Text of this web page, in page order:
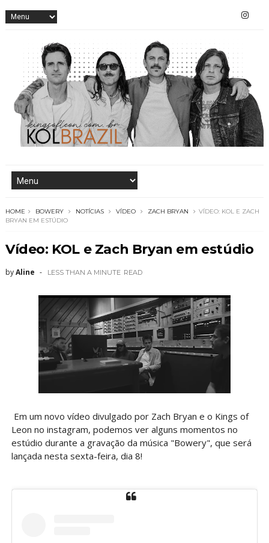
HOME BOWERY NOTÍCIAS VÍDEO ZACH BRYAN
VÍDEO: KOL E ZACH
BRYAN EM ESTÚDIO
Vídeo: KOL e Zach Bryan em estúdio
byAline LESS THAN A MINUTE READ
Em um novo vídeo divulgado por Zach Bryan e o Kings of
Leon no instagram, podemos ver alguns momentos no
estúdio durante a gravação da música "Bowery", que será
lançada nesta sexta-feira, dia 8!